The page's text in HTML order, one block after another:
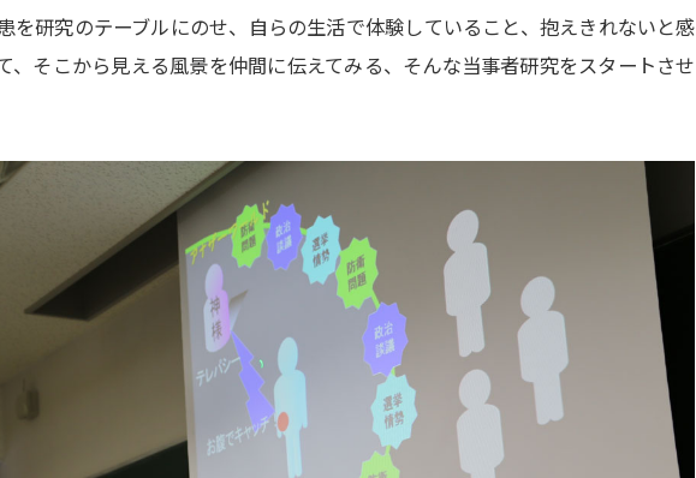
を研究のテーブルにのせ、自らの生活で体験していること、抱えきれないと感
、そこから見える風景を仲間に伝えてみる、そんな当事者研究をスタートさせ